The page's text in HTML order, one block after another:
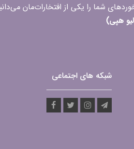
شبکه های اجتماعی